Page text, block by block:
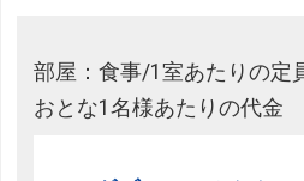
部屋：食事/1室あたりの定
おとな1名様あたりの代金